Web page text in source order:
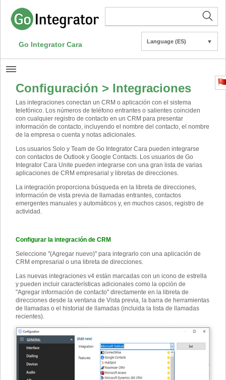
Go Integrator Cara Language (ES) ▼
Configuración > Integraciones
Las integraciones conectan un CRM o aplicación con el sistema
telefónico. Los números de teléfono entrantes o salientes coinciden
con cualquier registro de contacto en un CRM para presentar
información de contacto, incluyendo el nombre del contacto, el nombre
de la empresa o cuenta y notas adicionales.
Los usuarios Solo y Team de Go Integrator Cara pueden integrarse
con contactos de Outlook y Google Contacts. Los usuarios de Go
Integrator Cara Unite pueden integrarse con una gran lista de varias
aplicaciones de CRM empresarial y libretas de direcciones.
La integración proporciona búsqueda en la libreta de direcciones,
información de vista previa de llamadas entrantes, contactos
emergentes manuales y automáticos y, en muchos casos, registro de
actividad.
Configurar la integración de CRM
Seleccione "(Agregar nuevo)" para integrarlo con una aplicación de
CRM empresarial o una libreta de direcciones.
Las nuevas integraciones v4 están marcadas con un icono de estrella
y pueden incluir características adicionales como la opción de
"Agregar información de contacto" directamente en la libreta de
direcciones desde la ventana de Vista previa, la barra de herramientas
de llamadas o el historial de llamadas (incluida la lista de llamadas
recientes).